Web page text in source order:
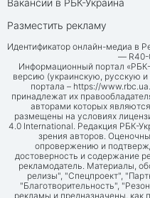
Вакансии в РБК-Украина
Разместить рекламу
Идентификатор онлайн-медиа в
— R40-
Информационный портал
версию (украинскую, русскую и
портала – https://www.rbc.ua
принадлежат их
авторами которых
размещены на условиях
4.0 International. Редакция РБК-
зрения авторов.
опровержению и
достоверность и содержание
рекламодатель. Материалы,
релизы", "Спецпроект",
"Благотворительность",
рекламы и предназначены, как